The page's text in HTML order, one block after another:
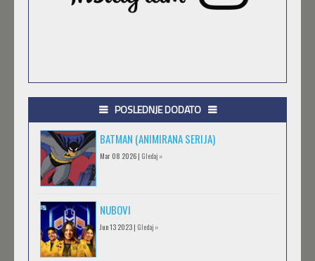
POSLEDNJE DODATO
BATMAN (ANIMIRANA SERIJA)
Mar 08 2026 | Gledaj »
NUBOVI
Jun 13 2023 | Gledaj »